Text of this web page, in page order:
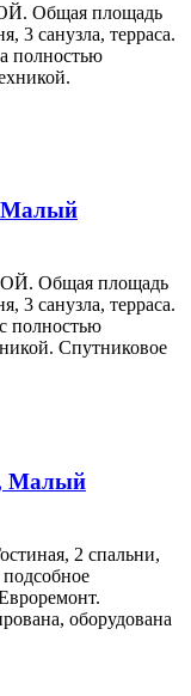
Общая площадь
3 санузла, терраса.
полностью
Малый
Общая площадь
3 санузла, терраса.
полностью
Спутниковое
Малый
2 спальни,
оборудована